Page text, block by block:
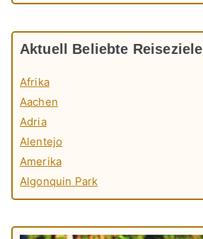
Aktuell Beliebte Reiseziele
Afrika
Aachen
Adria
Alentejo
Amerika
Algonquin Park